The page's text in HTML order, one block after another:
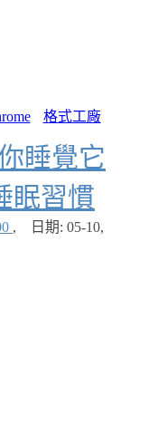
格式工廠
睡覺它
眠習慣
, 日期: 05-10,